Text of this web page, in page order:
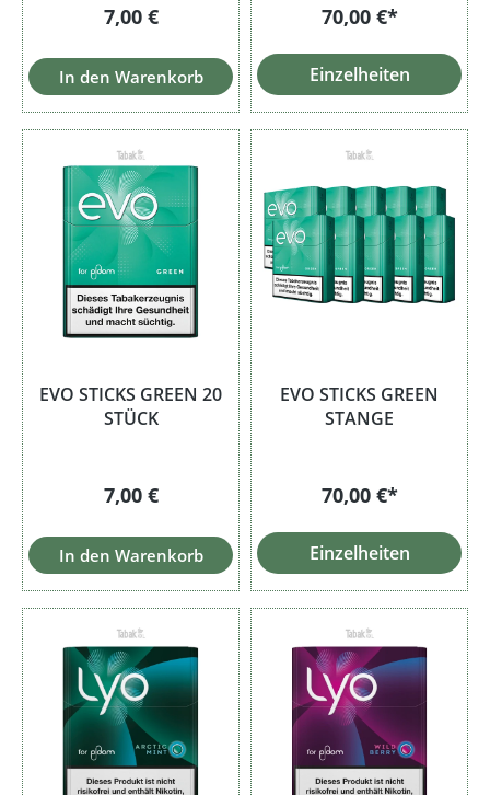
Regulärer Preis:
7,00 €
In den Warenkorb
70,00 €*
Einzelheiten
EVO STICKS GREEN 20
STÜCK
Regulärer Preis:
7,00 €
In den Warenkorb
EVO STICKS GREEN
STANGE
70,00 €*
Einzelheiten